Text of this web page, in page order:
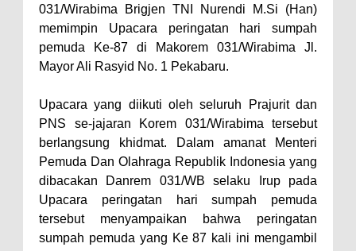
031/Wirabima Brigjen TNI Nurendi M.Si (Han)
memimpin Upacara peringatan hari sumpah
pemuda Ke-87 di Makorem 031/Wirabima Jl.
Mayor Ali Rasyid No. 1 Pekabaru.
Upacara yang diikuti oleh seluruh Prajurit dan
PNS se-jajaran Korem 031/Wirabima tersebut
berlangsung khidmat. Dalam amanat Menteri
Pemuda Dan Olahraga Republik Indonesia yang
dibacakan Danrem 031/WB selaku Irup pada
Upacara
peringatan hari sumpah pemuda
tersebut menyampaikan bahwa peringatan
sumpah pemuda yang Ke 87 kali ini mengambil